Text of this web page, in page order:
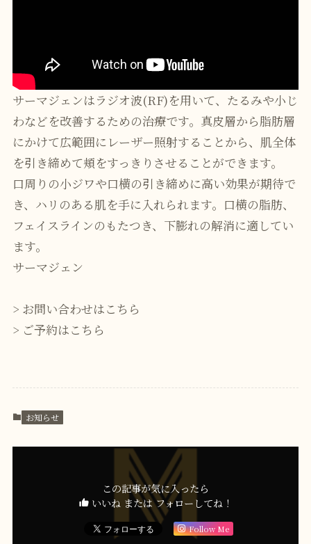
サーマジェンはラジオ波(RF)を用いて、たるみや小じ
わなどを改善するための治療です。真皮層から脂肪層
にかけて広範囲にレーザー照射することから、肌全体
を引き締めて頬をすっきりさせることができます。
口周りの小ジワや口横の引き締めに高い効果が期待で
き、ハリのある肌を手に入れられます。口横の脂肪、
フェイスラインのもたつき、下膨れの解消に適してい
ます。
サーマジェン
> お問い合わせはこちら
> ご予約はこちら
お知らせ
この記事が気に入ったら
いいね または フォローしてね！
Follow Me